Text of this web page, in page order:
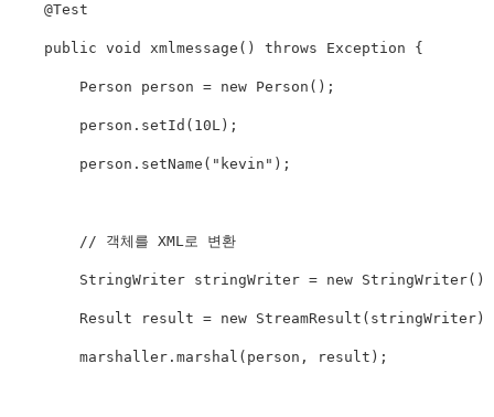
@Test
public void xmlmessage ( ) throws Exception {
Person person = new Person ( ) ;
        person
. setId ( 10L ) ;
        person
. setName ( "kevin" ) ;
// 객체를 XML로 변환
StringWriter stringWriter = new StringWriter( )
Result result = new StreamResult ( stringWriter )
        marshaller
. marshal ( person , result ) ;